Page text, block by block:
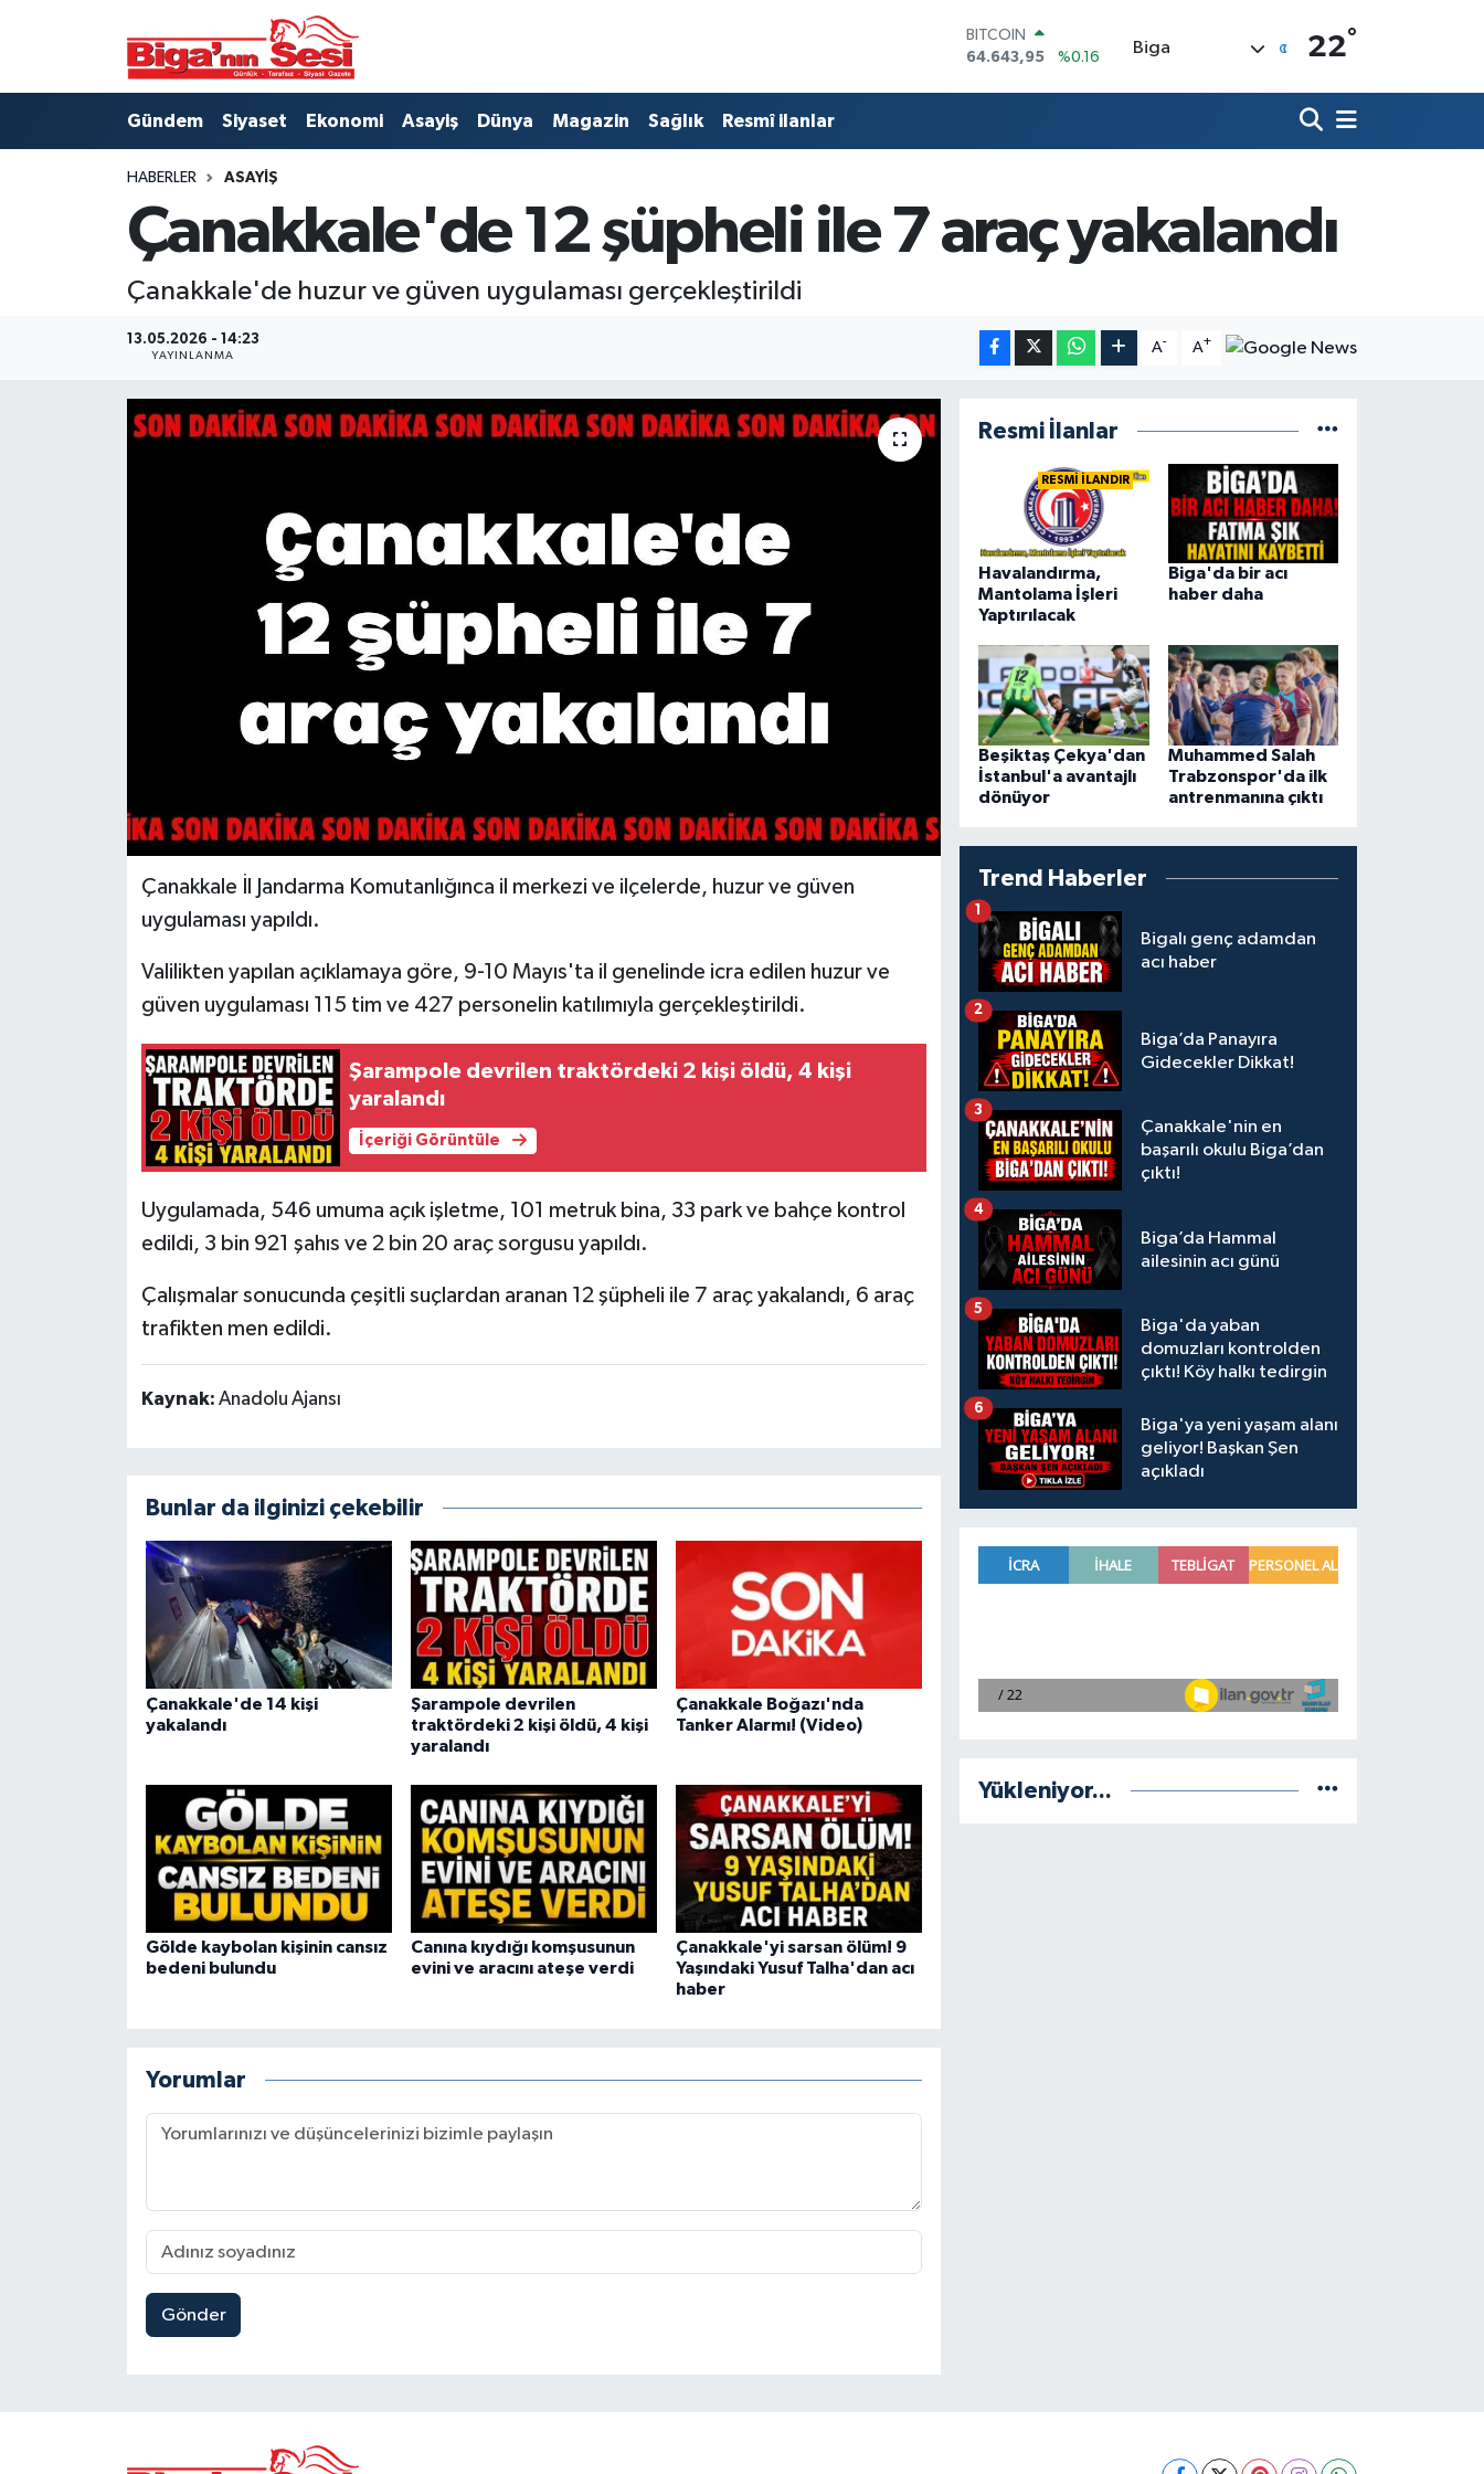
BITCOIN
64.643,95
%0.16
55,0406
%-0.08
6500.87
%0.12
BİST100
Biga 22°
Gündem Siyaset Ekonomi Asayiş Dünya Magazin Sağlık Resmî ilanlar
HABERLER ASAYIŞ
Çanakkale'de 12 şüpheli ile 7 araç yakalandı
Çanakkale'de huzur ve güven uygulaması gerçekleştirildi
13.05.2026 - 14:23
YAYINLANMA
A- A+
Çanakkale İl Jandarma Komutanlığınca il merkezi ve ilçelerde, huzur ve güven
uygulaması yapıldı.
Valilikten yapılan açıklamaya göre, 9-10 Mayıs'ta il genelinde icra edilen huzur ve
güven uygulaması 115 tim ve 427 personelin katılımıyla gerçekleştirildi.
Şarampole devrilen traktördeki 2 kişi öldü, 4 kişi
yaralandı
İçeriği Görüntüle
Uygulamada, 546 umuma açık işletme, 101 metruk bina, 33 park ve bahçe kontrol
edildi, 3 bin 921 şahıs ve 2 bin 20 araç sorgusu yapıldı.
Çalışmalar sonucunda çeşitli suçlardan aranan 12 şüpheli ile 7 araç yakalandı, 6 araç
trafikten men edildi.
Kaynak: Anadolu Ajansı
Bunlar da ilginizi çekebilir
Çanakkale'de 14 kişi
yakalandı
Şarampole devrilen
traktördeki 2 kişi öldü, 4 kişi
yaralandı
Çanakkale Boğazı'nda
Tanker Alarmı! (Video)
Gölde kaybolan kişinin cansız
bedeni bulundu
Canına kıydığı komşusunun
evini ve aracını ateşe verdi
Çanakkale'yi sarsan ölüm! 9
Yaşındaki Yusuf Talha'dan acı
haber
Yorumlar
Gönder
Resmi İlanlar
RESMİ İLANDIR
Havalandırma,
Mantolama İşleri
Yaptırılacak
Biga'da bir acı
haber daha
Beşiktaş Çekya'dan
İstanbul'a avantajlı
dönüyor
Muhammed Salah
Trabzonspor'da ilk
antrenmanına çıktı
Trend Haberler
Bigalı genç adamdan
acı haber
1
Biga’da Panayıra
Gidecekler Dikkat!
2
Çanakkale'nin en
başarılı okulu Biga’dan
çıktı!
3
Biga’da Hammal
ailesinin acı günü
4
Biga'da yaban
domuzları kontrolden
çıktı! Köy halkı tedirgin
5
Biga'ya yeni yaşam alanı
geliyor! Başkan Şen
açıkladı
6
Yükleniyor...
Belediye
Ekonomi
Otomobil
Resmî ilanlar
Tarım ve Ekonomi
Teknoloji
Çanakkale Hava Durumu
Tüm Manşetler
Son Dakika Haberleri
Haber Arşivi